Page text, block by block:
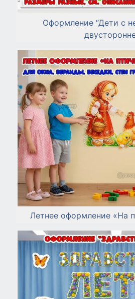
Оформление “Дети с
Летнее оформление «На